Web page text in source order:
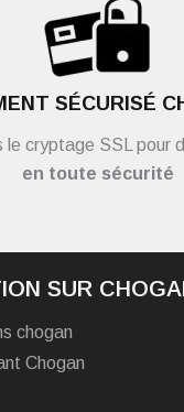
SÉCURISÉ
le cryptage SSL pour
en toute sécurité
SUR
chogan
Chogan